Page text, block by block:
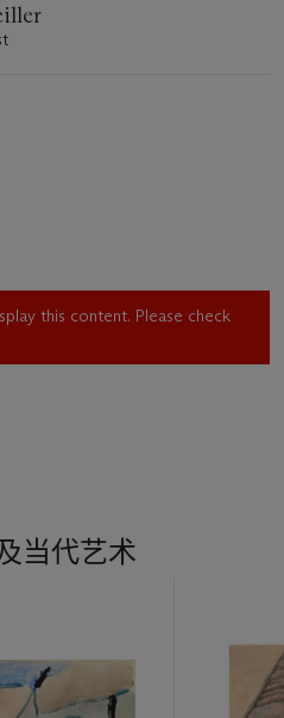
this content. Please check
当代艺术